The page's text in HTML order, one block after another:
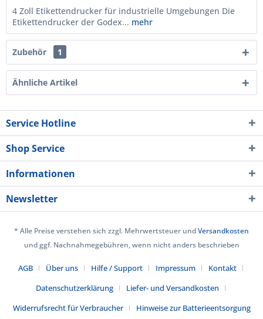
4 Zoll Etikettendrucker für industrielle Umgebungen Die
Etikettendrucker der Godex... mehr
Zubehör 1
Ähnliche Artikel
Service Hotline
Shop Service
Informationen
Newsletter
* Alle Preise verstehen sich zzgl. Mehrwertsteuer undVersandkosten
und ggf. Nachnahmegebühren, wenn nicht anders beschrieben
AGB Über uns Hilfe / Support Impressum
Kontakt
Datenschutzerklärung
Liefer- und Versandkosten
Widerrufsrecht für Verbraucher
Hinweise zur Batterieentsorgung